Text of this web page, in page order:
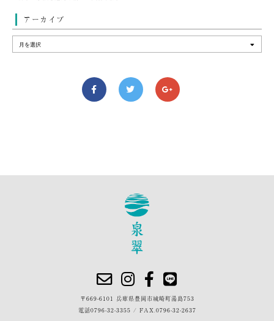
アーカイブ
〒669-6101 兵庫県豊岡市城崎町湯島753
電話0796-32-3355 / FAX.0796-32-2637